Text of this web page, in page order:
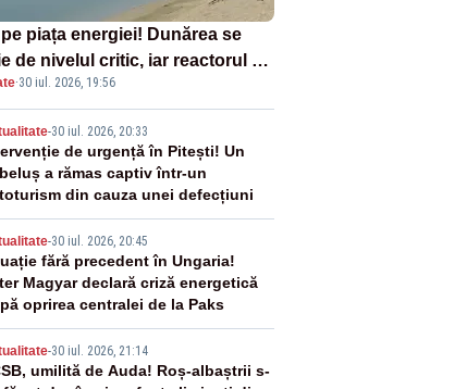
piața energiei! Dunărea se
de nivelul critic, iar reactorul 2
ar putea fi oprit
·30 iul. 2026, 19:56
-30 iul. 2026, 20:33
de urgență în Pitești! Un
a rămas captiv într-un
din cauza unei defecțiuni
-30 iul. 2026, 20:45
fără precedent în Ungaria!
Magyar declară criză energetică
oprirea centralei de la Paks
-30 iul. 2026, 21:14
umilită de Auda! Roș-albaștrii s-